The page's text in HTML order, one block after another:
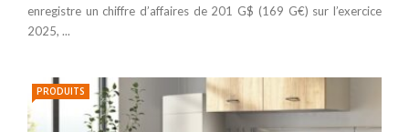
enregistre un chiffre d’affaires de 201 G$ (169 G€) sur l’exercice
2025, ...
PRODUITS